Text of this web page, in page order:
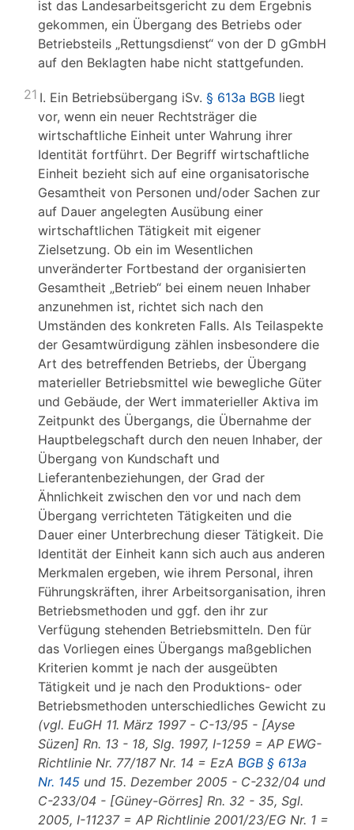
ist das Landesarbeitsgericht zu dem Ergebnis
gekommen, ein Übergang des Betriebs oder
Betriebsteils „Rettungsdienst“ von der D gGmbH
auf den Beklagten habe nicht stattgefunden.
21 I. Ein Betriebsübergang iSv. § 613a BGB liegt
vor, wenn ein neuer Rechtsträger die
wirtschaftliche Einheit unter Wahrung ihrer
Identität fortführt. Der Begriff wirtschaftliche
Einheit bezieht sich auf eine organisatorische
Gesamtheit von Personen und/oder Sachen zur
auf Dauer angelegten Ausübung einer
wirtschaftlichen Tätigkeit mit eigener
Zielsetzung. Ob ein im Wesentlichen
unveränderter Fortbestand der organisierten
Gesamtheit „Betrieb“ bei einem neuen Inhaber
anzunehmen ist, richtet sich nach den
Umständen des konkreten Falls. Als Teilaspekte
der Gesamtwürdigung zählen insbesondere die
Art des betreffenden Betriebs, der Übergang
materieller Betriebsmittel wie bewegliche Güter
und Gebäude, der Wert immaterieller Aktiva im
Zeitpunkt des Übergangs, die Übernahme der
Hauptbelegschaft durch den neuen Inhaber, der
Übergang von Kundschaft und
Lieferantenbeziehungen, der Grad der
Ähnlichkeit zwischen den vor und nach dem
Übergang verrichteten Tätigkeiten und die
Dauer einer Unterbrechung dieser Tätigkeit. Die
Identität der Einheit kann sich auch aus anderen
Merkmalen ergeben, wie ihrem Personal, ihren
Führungskräften, ihrer Arbeitsorganisation, ihren
Betriebsmethoden und ggf. den ihr zur
Verfügung stehenden Betriebsmitteln. Den für
das Vorliegen eines Übergangs maßgeblichen
Kriterien kommt je nach der ausgeübten
Tätigkeit und je nach den Produktions- oder
Betriebsmethoden unterschiedliches Gewicht zu
(vgl. EuGH 11. März 1997 - C-13/95 - [Ayse
Süzen] Rn. 13 - 18, Slg. 1997, I-1259 = AP EWG-
Richtlinie Nr. 77/187 Nr. 14 = EzA BGB § 613a
Nr. 145 und 15. Dezember 2005 - C-232/04 und
C-233/04 - [Güney-Görres] Rn. 32 - 35, Sgl.
2005, I-11237 = AP Richtlinie 2001/23/EG Nr. 1 =